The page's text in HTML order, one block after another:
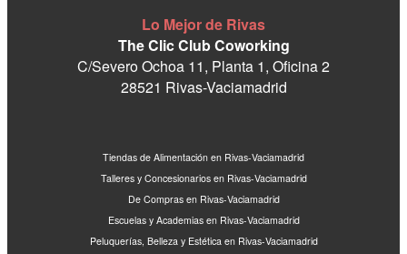
Lo Mejor de Rivas
The Clic Club Coworking
C/Severo Ochoa 11, Planta 1, Oficina 2
28521 Rivas-Vaciamadrid
Tiendas de Alimentación en Rivas-Vaciamadrid
Talleres y Concesionarios en Rivas-Vaciamadrid
De Compras en Rivas-Vaciamadrid
Escuelas y Academias en Rivas-Vaciamadrid
Peluquerías, Belleza y Estética en Rivas-Vaciamadrid